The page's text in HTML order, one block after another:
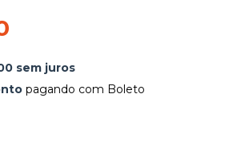
sem juros
pagando com Boleto